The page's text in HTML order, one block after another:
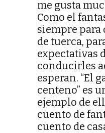
me gusta
Como el
siempre para
de tuerca,
expectativas
conducirles
esperan. “El
centeno” es
ejemplo de
cuento de
cuento de